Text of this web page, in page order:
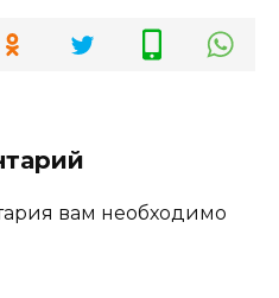
вам необходимо